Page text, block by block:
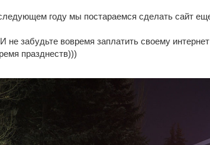
году мы постараемся сделать сайт
И не забудьте вовремя заплатить своему
празднеств)))